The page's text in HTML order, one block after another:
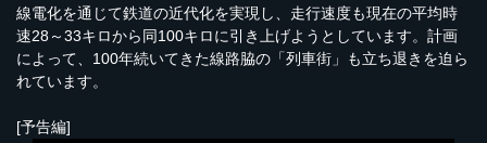
線電化を通じて鉄道の近代化を実現し、走行速度も現在の平均時
速28～33キロから同100キロに引き上げようとしています。計画
によって、100年続いてきた線路脇の「列車街」も立ち退きを迫ら
れています。
[予告編]